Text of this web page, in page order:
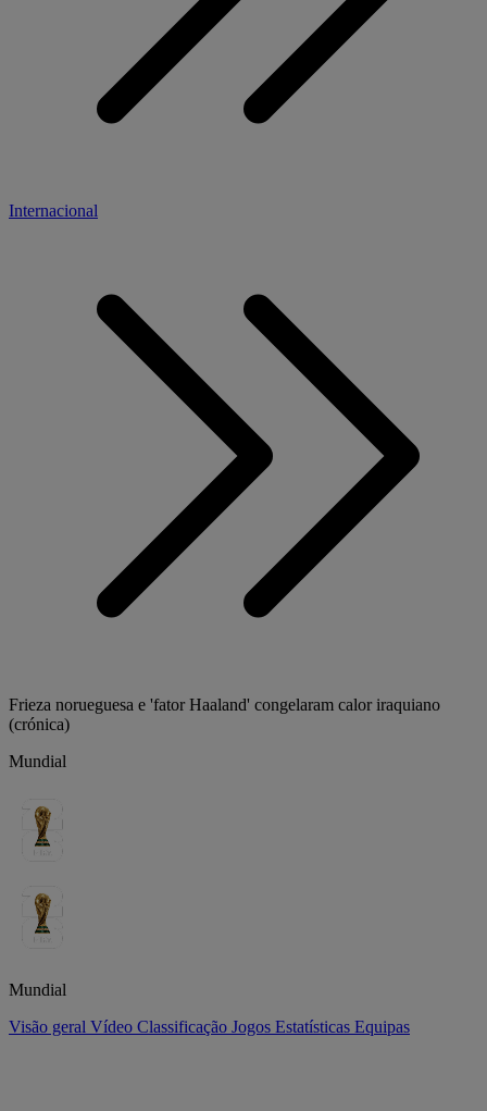
Internacional
Frieza norueguesa e 'fator Haaland' congelaram calor iraquiano
(crónica)
Mundial
Mundial
Visão geral Vídeo Classificação Jogos Estatísticas Equipas